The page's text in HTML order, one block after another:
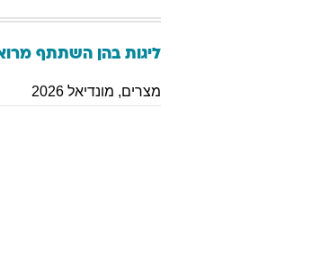
ליגות בהן השתתף
מצרים, מונדיאל 2026